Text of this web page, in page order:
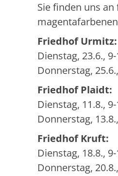
Sie finden uns
Friedhof Urmitz:
Dienstag, 23.6.,
Donnerstag,
Friedhof Plaidt:
Dienstag, 11.8.,
Donnerstag,
Friedhof Kruft:
Dienstag, 18.8.,
Donnerstag,